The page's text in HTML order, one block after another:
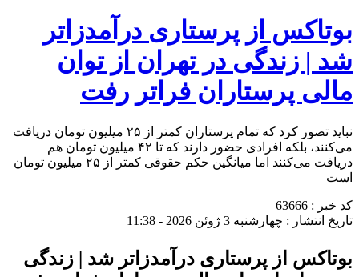
بوتاکس از پرستاری درآمدزاتر
شد | زندگی در تهران از توان
مالی پرستاران فراتر رفت
می‌کنند، بلکه افرادی حضور دارند که تا ۴۲ میلیون تومان هم
دریافت می‌کنند اما میانگین حکم حقوقی کمتر از ۲۵ میلیون تومان
است
تاریخ انتشار : چهارشنبه 3 ژوئن 2026 - 11:38
بوتاکس از پرستاری درآمدزاتر شد | زندگی
در تهران از توان مالی پرستاران فراتر رفت